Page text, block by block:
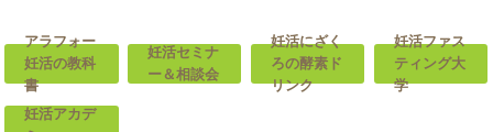
アラフォー
妊活の教科
書
妊活セミナ
ー＆相談会
妊活にざく
ろの酵素ド
リンク
妊活ファス
ティング大
学
妊活アカデ